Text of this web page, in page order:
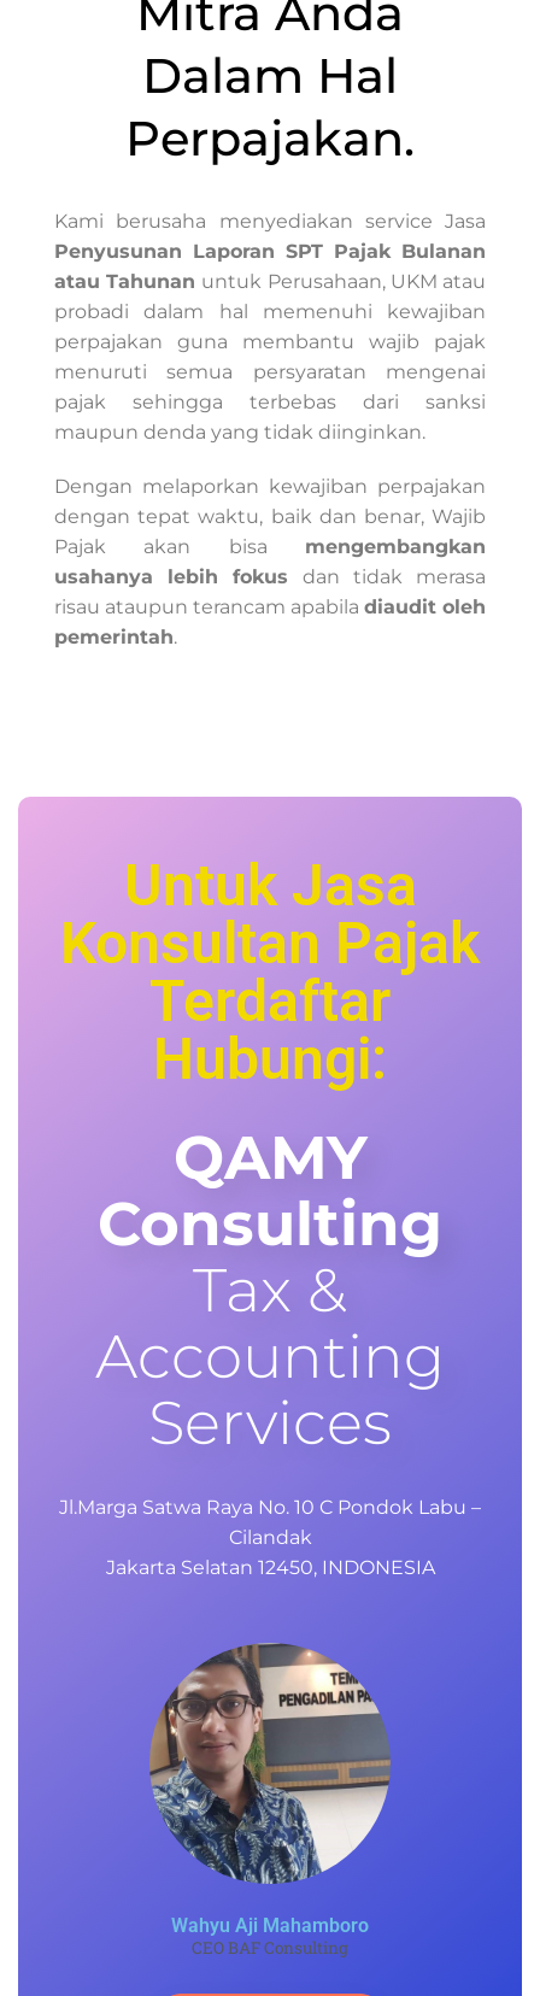
Mitra Anda
Dalam Hal
Perpajakan.
Kami berusaha menyediakan service Jasa
Penyusunan Laporan SPT Pajak Bulanan
atau Tahunan untuk Perusahaan, UKM atau
probadi dalam hal memenuhi kewajiban
perpajakan guna membantu wajib pajak
menuruti semua persyaratan mengenai
pajak sehingga terbebas dari sanksi
maupun denda yang tidak diinginkan.
Dengan melaporkan kewajiban perpajakan
dengan tepat waktu, baik dan benar, Wajib
Pajak akan bisa mengembangkan
usahanya lebih fokus dan tidak merasa
risau ataupun terancam apabila diaudit oleh
pemerintah.
Untuk Jasa
Konsultan Pajak
Terdaftar
Hubungi:
QAMY
Consulting
Tax &
Accounting
Services
Jl.Marga Satwa Raya No. 10 C Pondok Labu –
Cilandak
Jakarta Selatan 12450, INDONESIA
Wahyu Aji Mahamboro
CEO BAF Consulting